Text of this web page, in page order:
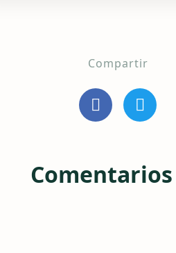
Compartir
Comentarios